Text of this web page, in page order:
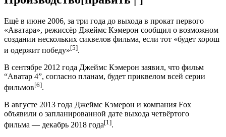
Ещё в июне 2006, за три года до выхода в прокат первого
«Аватара», режиссёр Джеймс Кэмерон сообщил о возможном
создании нескольких сиквелов фильма, если тот «будет хорош
и одержит победу»[5].
В сентябре 2012 года Джеймс Кэмерон заявил, что фильм
“Аватар 4”, согласно планам, будет приквелом всей серии
фильмов[6].
В августе 2013 года Джеймс Кэмерон и компания Fox
объявили о запланированной дате выхода четвёртого
фильма — декабрь 2018 года[1].